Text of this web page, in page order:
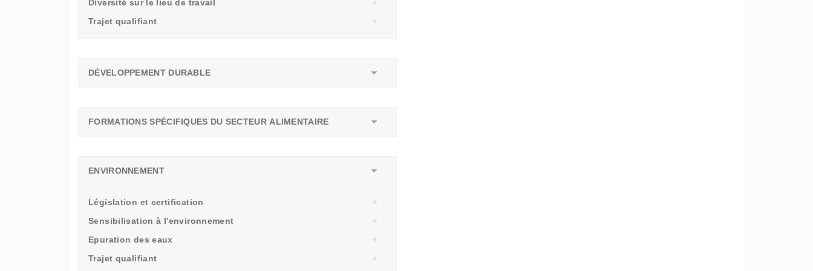
Diversité sur le lieu de travail
Trajet qualifiant
DÉVELOPPEMENT DURABLE
FORMATIONS SPÉCIFIQUES DU SECTEUR ALIMENTAIRE
ENVIRONNEMENT
Législation et certification
Sensibilisation à l'environnement
Epuration des eaux
Trajet qualifiant